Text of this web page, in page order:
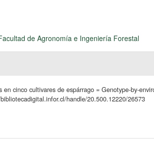
de Agronomía e Ingeniería Forestal
cinco cultivares de espárrago = Genotype-by-
handle/20.500.12220/26573